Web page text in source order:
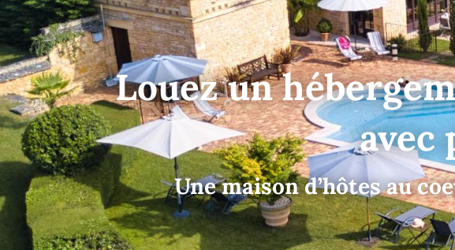
Louez un
avec
Une maison d’hôtes au